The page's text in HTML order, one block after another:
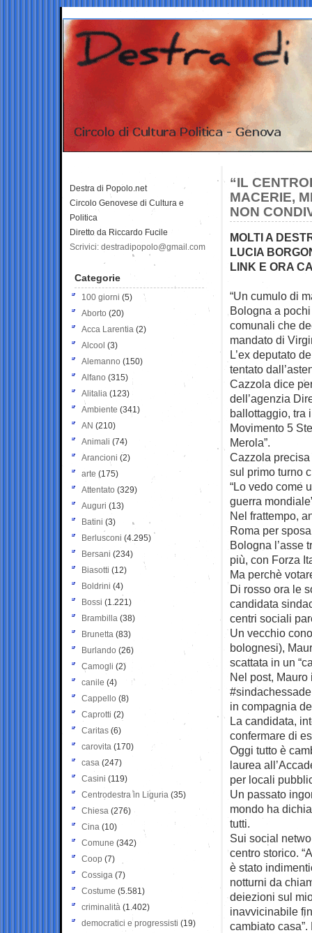
“IL
MACERIE,
NON
MOLTI A
LUCIA
LINK E ORA
“Un cumulo di
Bologna a
comunali che
mandato di
L’ex deputato
tentato
Cazzola dice
dell’agenzia
ballottaggio, tra
Movimento 5
Merola”.
Cazzola precisa
sul primo turno
“Lo vedo come
guerra
Nel frattempo,
Roma per
Bologna l’asse
più, con Forza
Ma perchè
Di rosso ora le
candidata
centri sociali
Un vecchio
bolognesi),
scattata in un
Nel post,
in compagnia
La candidata,
confermare di
Oggi tutto è
laurea
per locali
Un passato
mondo ha
tutti.
Sui social
centro storico.
è stato
notturni da
deiezioni sul
inavvicinabile
cambiato
Destra di Popolo.net
Circolo Genovese di Cultura e
Politica
Diretto da Riccardo Fucile
Scrivici: destradipopolo@gmail.com
Categorie
100 giorni (5)
Aborto (20)
Acca Larentia (2)
Alcool (3)
Alemanno (150)
Alfano (315)
Alitalia (123)
Ambiente (341)
AN (210)
Animali (74)
Arancioni (2)
arte (175)
Attentato (329)
Auguri (13)
Batini (3)
Berlusconi (4.295)
Bersani (234)
Biasotti (12)
Boldrini (4)
Bossi (1.221)
Brambilla (38)
Brunetta (83)
Burlando (26)
Camogli (2)
canile (4)
Cappello (8)
Caprotti (2)
Caritas (6)
carovita (170)
casa (247)
Casini (119)
Centrodestra in Liguria (35)
Chiesa (276)
Cina (10)
Comune (342)
Coop (7)
Cossiga (7)
Costume (5.581)
criminalità (1.402)
democratici e progressisti (19)